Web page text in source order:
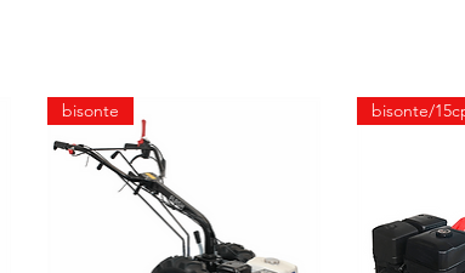
bisonte bisonte/